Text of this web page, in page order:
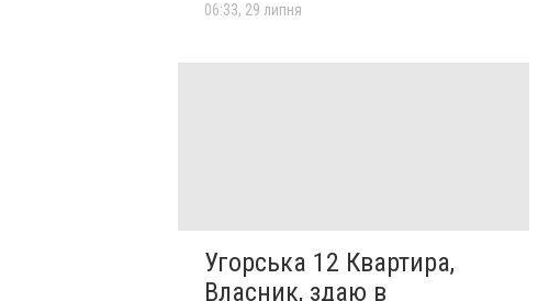
06:33, 29 липня
Угорська 12 Квартира,
Власник, здаю в